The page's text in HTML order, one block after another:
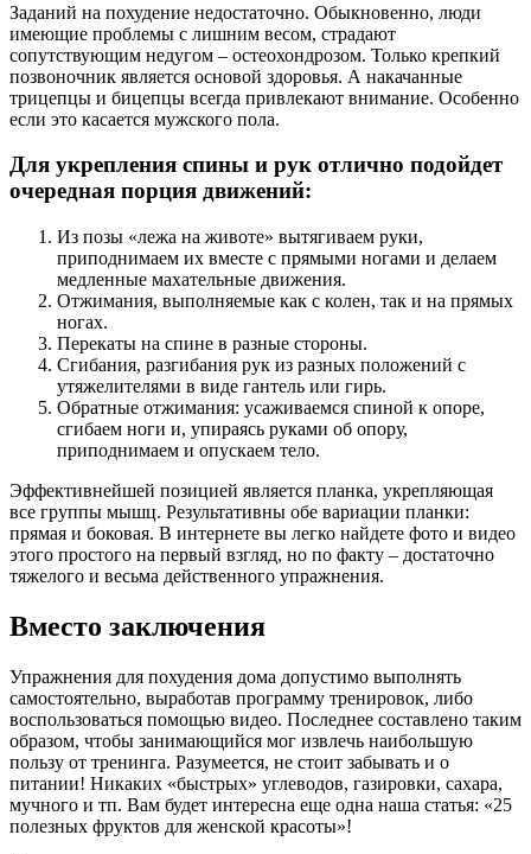
Заданий на похудение недостаточно. Обыкновенно, люди
имеющие проблемы с лишним весом, страдают
сопутствующим недугом – остеохондрозом. Только крепкий
позвоночник является основой здоровья. А накачанные
трицепцы и бицепцы всегда привлекают внимание. Особенно
если это касается мужского пола.
Для укрепления спины и рук отлично подойдет
очередная порция движений:
Из позы «лежа на животе» вытягиваем руки,
приподнимаем их вместе с прямыми ногами и делаем
медленные махательные движения.
Отжимания, выполняемые как с колен, так и на прямых
ногах.
Перекаты на спине в разные стороны.
Сгибания, разгибания рук из разных положений с
утяжелителями в виде гантель или гирь.
Обратные отжимания: усаживаемся спиной к опоре,
сгибаем ноги и, упираясь руками об опору,
приподнимаем и опускаем тело.
Эффективнейшей позицией является планка, укрепляющая
все группы мышц. Результативны обе вариации планки:
прямая и боковая. В интернете вы легко найдете фото и видео
этого простого на первый взгляд, но по факту – достаточно
тяжелого и весьма действенного упражнения.
Вместо заключения
Упражнения для похудения дома допустимо выполнять
самостоятельно, выработав программу тренировок, либо
воспользоваться помощью видео. Последнее составлено таким
образом, чтобы занимающийся мог извлечь наибольшую
пользу от тренинга. Разумеется, не стоит забывать и о
питании! Никаких «быстрых» углеводов, газировки, сахара,
мучного и тп. Вам будет интересна еще одна наша статья: «25
полезных фруктов для женской красоты»!